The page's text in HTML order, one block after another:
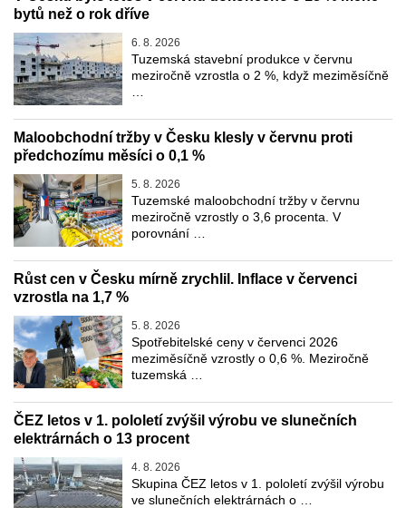
bytů než o rok dříve
6. 8. 2026
Tuzemská stavební produkce v červnu
meziročně vzrostla o 2 %, když meziměsíčně
Maloobchodní tržby v Česku klesly v červnu proti
předchozímu měsíci o 0,1 %
5. 8. 2026
Tuzemské maloobchodní tržby v červnu
meziročně vzrostly o 3,6 procenta. V
porovnání …
Růst cen v Česku mírně zrychlil. Inflace v červenci
vzrostla na 1,7 %
5. 8. 2026
Spotřebitelské ceny v červenci 2026
meziměsíčně vzrostly o 0,6 %. Meziročně
tuzemská …
ČEZ letos v 1. pololetí zvýšil výrobu ve slunečních
elektrárnách o 13 procent
4. 8. 2026
Skupina ČEZ letos v 1. pololetí zvýšil výrobu
ve slunečních elektrárnách o …